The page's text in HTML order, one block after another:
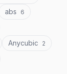
abs 6
Anycubic 2